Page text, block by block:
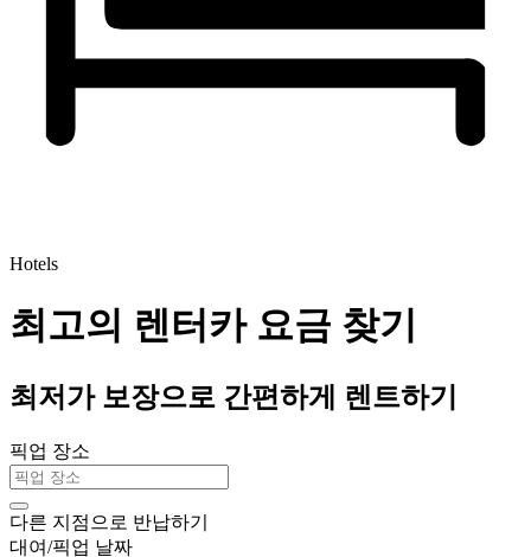
Hotels
최고의 렌터카 요금 찾기
최저가 보장으로 간편하게 렌트하기
픽업 장소
다른 지점으로 반납하기
대여/픽업 날짜